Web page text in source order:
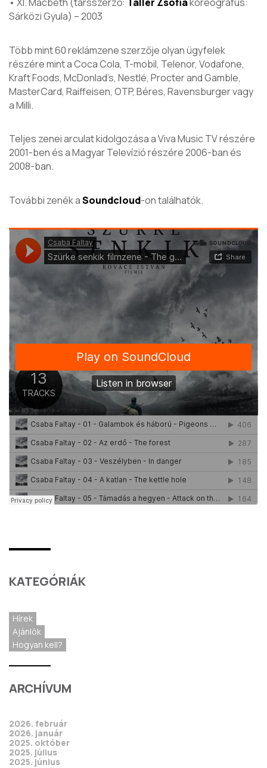
Sárközi Gyula) – 2003
Több mint 60 reklámzene szerzője olyan ügyfelek
részére mint a Coca Cola, T-mobil, Telenor, Vodafone,
Kraft Foods, McDonlad’s, Nestlé, Procter and Gamble,
MasterCard, Raiffeisen, OTP, Béres, Ravensburger vagy
a Milli.
Teljes zenei arculat kidolgozása a Viva Music TV részére
2001-ben és a Magyar Televízió részére 2006-ban és
2008-ban.
További zenék aSoundcloud-on találhatók.
KATEGÓRIÁK
Hírek
Ajánlók
Hogyan kell?
ARCHÍVUM
2026. február
2026. január
2025. október
2025. július
2025. június